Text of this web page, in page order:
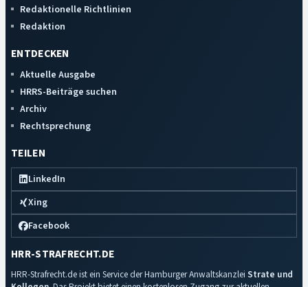
Redaktionelle Richtlinien
Redaktion
ENTDECKEN
Aktuelle Ausgabe
HRRS-Beiträge suchen
Archiv
Rechtsprechung
TEILEN
LinkedIn
Xing
Facebook
HRR-STRAFRECHT.DE
HRR-Strafrecht.de ist ein Service der Hamburger Anwaltskanzlei Strate und